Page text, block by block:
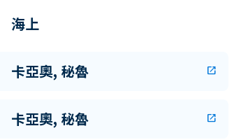
海上
卡亞奧, 秘魯 open_in_new
卡亞奧, 秘魯 open_in_new